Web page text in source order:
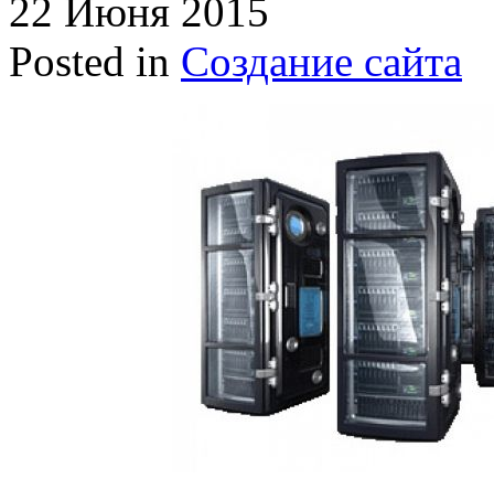
22 Июня 2015
Posted in Создание сайта